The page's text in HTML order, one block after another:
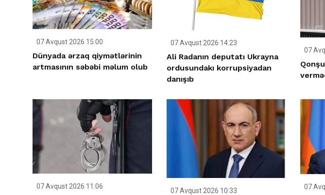
07 Avqust 2026 15:00
Dünyada ərzaq qiymətlərinin
artmasının səbəbi məlum olub
07 Avqust 2026 14:23
Ali Radanın deputatı Ukrayna
ordusundakı korrupsiyadan
danışıb
07
07 Avqust 2026 11:06
07 Avqust 2026 10:33 07